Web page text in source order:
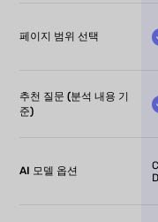
페이지 범위 선택
추천 질문 (분석 내용 기
준)
AI 모델 옵션